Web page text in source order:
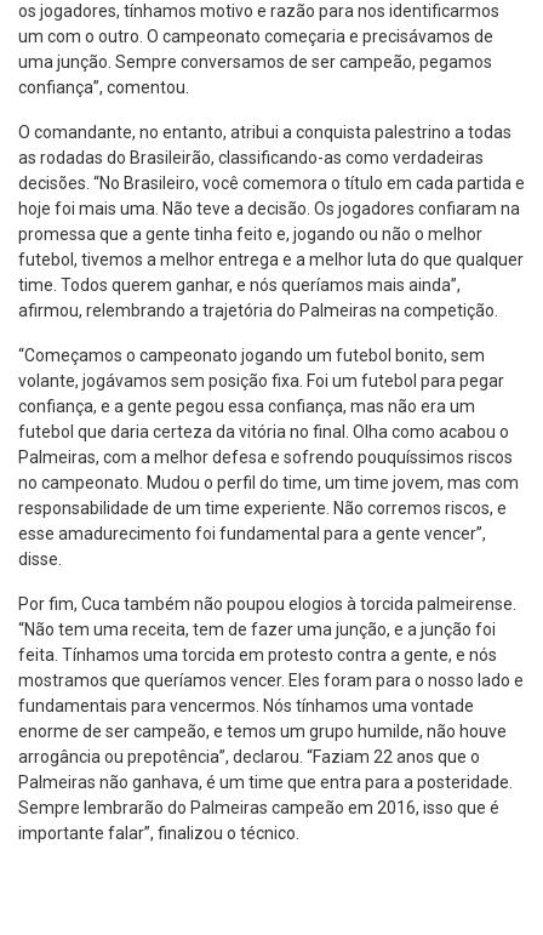
os jogadores, tínhamos motivo e razão para nos identificarmos
um com o outro. O campeonato começaria e precisávamos de
uma junção. Sempre conversamos de ser campeão, pegamos
confiança”, comentou.
O comandante, no entanto, atribui a conquista palestrino a todas
as rodadas do Brasileirão, classificando-as como verdadeiras
decisões. “No Brasileiro, você comemora o título em cada partida e
hoje foi mais uma. Não teve a decisão. Os jogadores confiaram na
promessa que a gente tinha feito e, jogando ou não o melhor
futebol, tivemos a melhor entrega e a melhor luta do que qualquer
time. Todos querem ganhar, e nós queríamos mais ainda”,
afirmou, relembrando a trajetória do Palmeiras na competição.
“Começamos o campeonato jogando um futebol bonito, sem
volante, jogávamos sem posição fixa. Foi um futebol para pegar
confiança, e a gente pegou essa confiança, mas não era um
futebol que daria certeza da vitória no final. Olha como acabou o
Palmeiras, com a melhor defesa e sofrendo pouquíssimos riscos
no campeonato. Mudou o perfil do time, um time jovem, mas com
responsabilidade de um time experiente. Não corremos riscos, e
esse amadurecimento foi fundamental para a gente vencer”,
disse.
Por fim, Cuca também não poupou elogios à torcida palmeirense.
“Não tem uma receita, tem de fazer uma junção, e a junção foi
feita. Tínhamos uma torcida em protesto contra a gente, e nós
mostramos que queríamos vencer. Eles foram para o nosso lado e
fundamentais para vencermos. Nós tínhamos uma vontade
enorme de ser campeão, e temos um grupo humilde, não houve
arrogância ou prepotência”, declarou. “Faziam 22 anos que o
Palmeiras não ganhava, é um time que entra para a posteridade.
Sempre lembrarão do Palmeiras campeão em 2016, isso que é
importante falar”, finalizou o técnico.